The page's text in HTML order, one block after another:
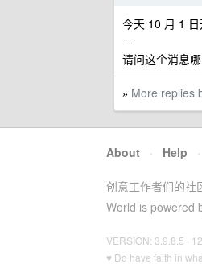
今天 10 月 1
---
请问这个消息
» More replies
About · Help ·
创意工作者们的社
World is powered
VERSION: 3.9.8.5 ·
♥ Do have faith in